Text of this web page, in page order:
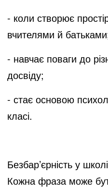
- коли створює
вчителями й
- навчає поваги до
досвіду;
- стає основою
класі.
Безбар’єрність у
Кожна фраза може